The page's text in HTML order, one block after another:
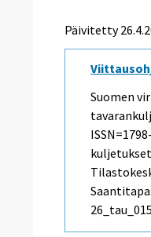
Päivitetty
Suomen